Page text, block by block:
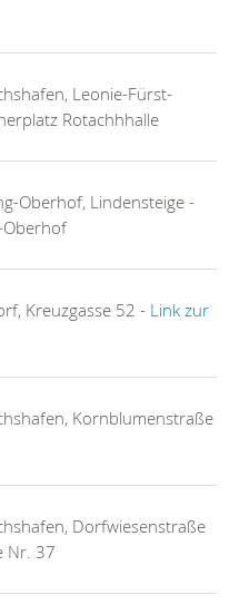
Leonie-Fürst-
Rotachhhalle
Oberhof, Lindensteige -
Oberhof
Kreuzgasse 52 - Link zur
Kornblumenstraße
Dorfwiesenstraße
Nr. 37